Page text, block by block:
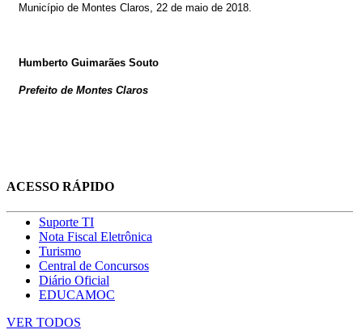
Município de Montes Claros, 22 de maio de 2018
Humberto Guimarães Souto
Prefeito de Montes Claros
ACESSO RÁPIDO
Suporte TI
Nota Fiscal Eletrônica
Turismo
Central de Concursos
Diário Oficial
EDUCAMOC
VER TODOS